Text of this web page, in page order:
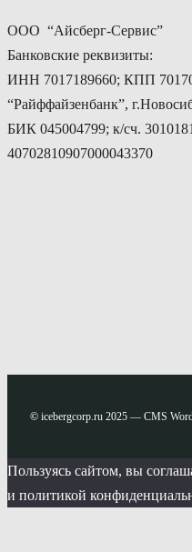
ООО “Айсберг-Сервис”
Банковские реквизиты:
ИНН 7017189660; КПП
“Райффайзенбанк”,
БИК 045004799; к/сч.
40702810907000043370
© icebergcorp.ru 2025 — CMS
Пользуясь сайтом, вы
и политикой